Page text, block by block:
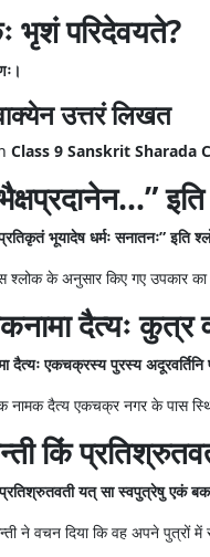
भृशं परिदेवयते?
उत्तरं लिखत
Class 9 Sanskrit Sharada
भूयादेष धर्मः सनातनः” इति
श्लोक के अनुसार किए गए उपकार
दैत्यः कुत्र
दैत्यः एकचक्रस्य पुरस्य अदूरवर्तिनि
नामक दैत्य एकचक्र नगर के पास
किं
यत् सा स्वपुत्रेषु एकं
ने वचन दिया कि वह अपने पुत्रों